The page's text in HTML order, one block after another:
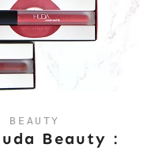
BEAUTY
Beauty :